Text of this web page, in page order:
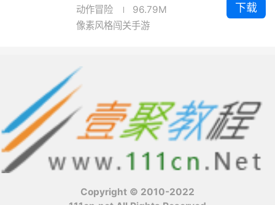
动作冒险
96.79M
像素风格闯关手游
下载
Copyright © 2010-2022